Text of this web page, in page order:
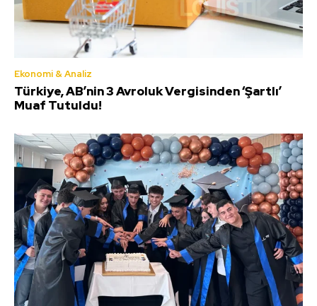
Ekonomi & Analiz
Türkiye, AB’nin 3 Avroluk Vergisinden ‘Şartlı’
Muaf Tutuldu!